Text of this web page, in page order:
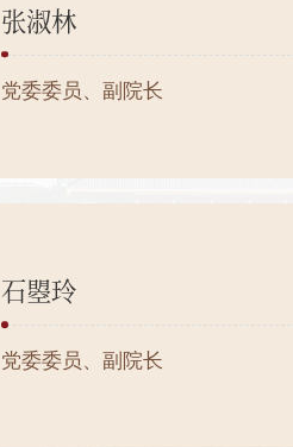
张淑林
党委委员、副院长
石曌玲
党委委员、副院长